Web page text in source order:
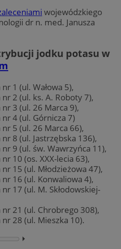
wojewódzkiego
dr n. med. Janusza
jodku potasu w
1 (ul. Wałowa 5),
nr 2 (ul. ks. A. Roboty 7),
nr 3 (ul. 26 Marca 9),
nr 4 (ul. Górnicza 7)
nr 5 (ul. 26 Marca 66),
nr 8 (ul. Jastrzębska 136),
nr 9 (ul. św. Wawrzyńca 11),
10 (os. XXX-lecia 63),
nr 15 (ul. Młodzieżowa 47),
nr 16 (ul. Konwaliowa 4),
nr 17 (ul. M. Skłodowskiej-
nr 21 (ul. Chrobrego 308),
nr 28 (ul. Mieszka 10).
⏵︎